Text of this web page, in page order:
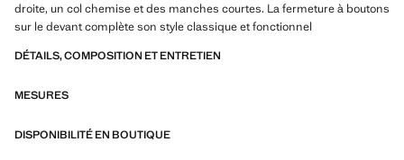
droite, un col chemise et des manches courtes. La fermeture à boutons
sur le devant complète son style classique et fonctionnel
DÉTAILS, COMPOSITION ET ENTRETIEN
MESURES
DISPONIBILITÉ EN BOUTIQUE